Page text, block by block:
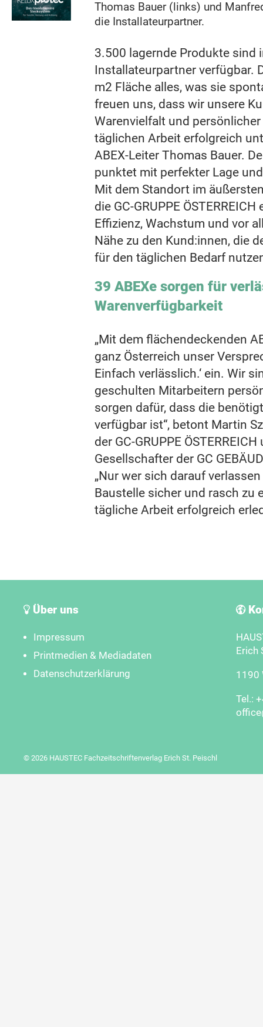
Thomas Bauer (links) und
die Installateurpartner.
3.500 lagernde Produkte sind
Installateurpartner verfügbar.
m2 Fläche alles, was sie
freuen uns, dass wir unsere
Warenvielfalt und
täglichen Arbeit erfolgreich
ABEX-Leiter Thomas Bauer.
punktet mit perfekter Lage
Mit dem Standort im
die GC-GRUPPE
Effizienz, Wachstum und vor
Nähe zu den Kund:innen, die
für den täglichen Bedarf
39 ABEXe sorgen für
Warenverfügbarkeit
„Mit dem flächendeckenden
ganz Österreich unser
Einfach verlässlich.‘ ein. Wir
geschulten Mitarbeitern
sorgen dafür, dass die
verfügbar ist“, betont Martin
der GC-GRUPPE
Gesellschafter der GC
„Nur wer sich darauf
Baustelle sicher und rasch zu
tägliche Arbeit erfolgreich
Über uns
Impressum
Printmedien & Mediadaten
Datenschutzerklärung
Erich
1190
Tel.:
© 2026 HAUSTEC Fachzeitschriftenverlag Erich St. Peischl